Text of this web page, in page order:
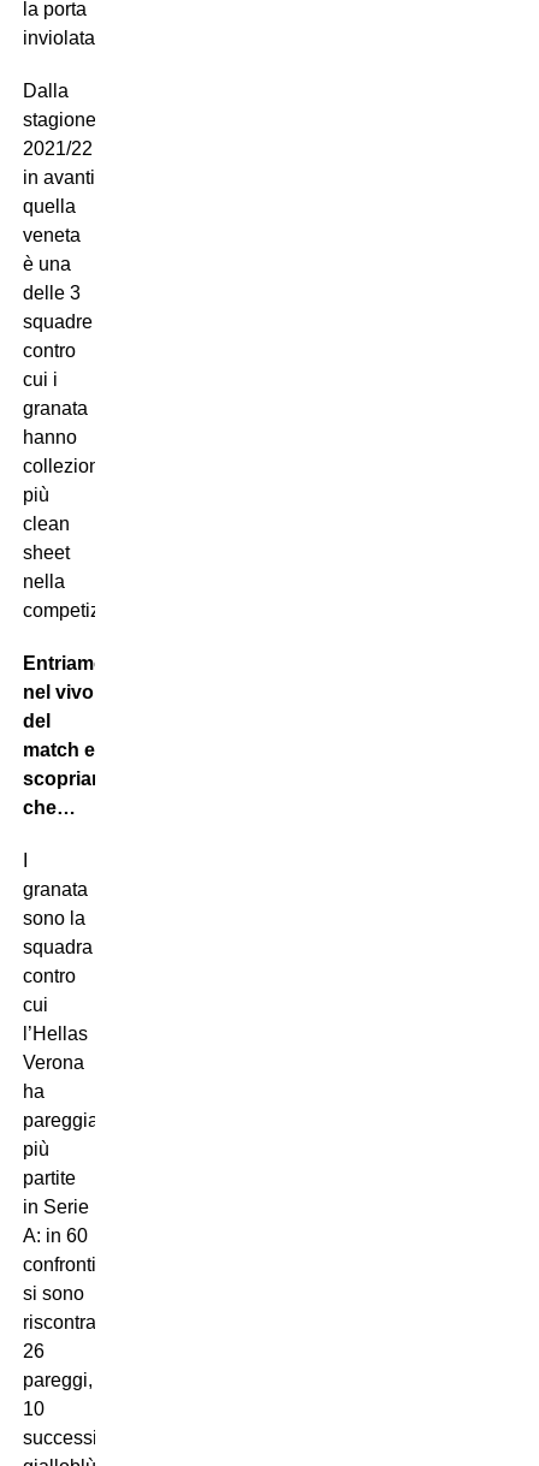
la porta
inviolata.
Dalla
stagione
2021/22
in avanti
quella
veneta
è una
delle 3
squadre
contro
cui i
granata
hanno
collezionato
più
clean
sheet
nella
competizione.
Entriamo
nel vivo
del
match e
scopriamo
che…
granata
sono la
squadra
contro
cui
l’Hellas
Verona
ha
pareggiato
più
partite
in Serie
A: in 60
confronti
si sono
riscontrati
26
pareggi,
10
successi